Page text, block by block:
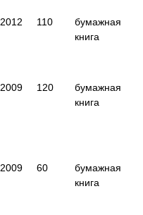
2012 110
бумажная
книга
2009 120
бумажная
книга
2009 60
бумажная
книга